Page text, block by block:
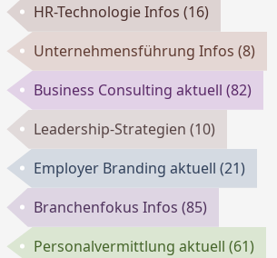
HR-Technologie Infos(16)
Unternehmensführung Infos(8)
Business Consulting aktuell(82)
Leadership-Strategien(10)
Employer Branding aktuell(21)
Branchenfokus Infos(85)
Personalvermittlung aktuell(61)